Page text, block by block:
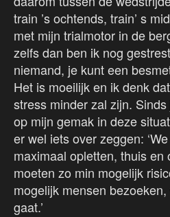
train ’s ochtends, train’ s
met mijn trialmotor in de
zelfs dan ben ik nog
niemand, je kunt een
Het is moeilijk en ik denk
stress minder zal zijn.
op mijn gemak in deze
er wel iets over zeggen:
maximaal opletten, thuis en
moeten zo min mogelijk
mogelijk mensen
gaat.’